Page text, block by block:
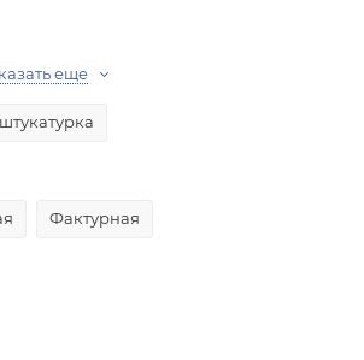
еще
Фактурная